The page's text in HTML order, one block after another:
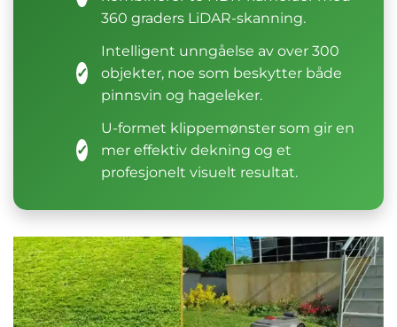
360 graders LiDAR-skanning.
✓
Intelligent unngåelse av over 300
objekter, noe som beskytter både
pinnsvin og hageleker.
✓
U-formet klippemønster som gir en
mer effektiv dekning og et
profesjonelt visuelt resultat.